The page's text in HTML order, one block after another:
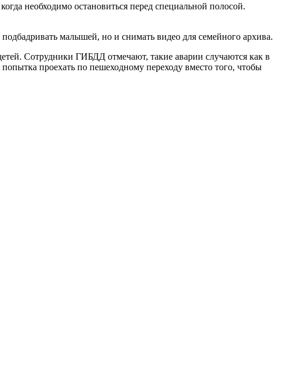
необходимо остановиться перед специальной полосой.
малышей, но и снимать видео для семейного архива.
Сотрудники ГИБДД отмечают, такие аварии случаются как в
проехать по пешеходному переходу вместо того, чтобы